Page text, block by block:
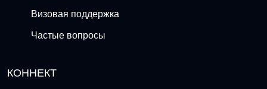
Визовая поддержка
Частые вопросы
КОННЕКТ